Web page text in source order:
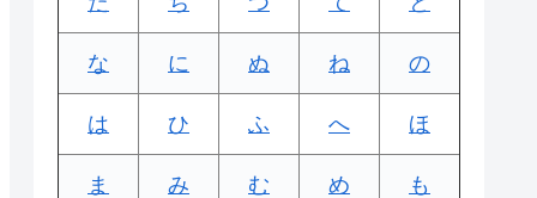
な に ぬ ね の
は ひ ふ へ ほ
ま み む め も